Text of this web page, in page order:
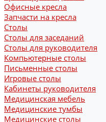
Офисные кресла
Запчасти на кресла
Столы
Столы для заседаний
Столы для руководителя
Компьютерные столы
Письменные столы
Игровые столы
Кабинеты руководителя
Медицинская мебель
Медицинские тумбы
Медицинские столы